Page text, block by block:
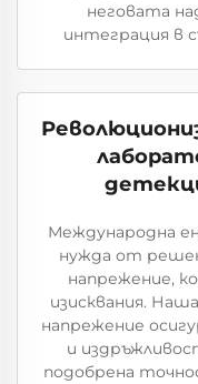
неговата
интеграция в
Международна
нужда от
напрежение,
изисквания.
напрежение
и
подобрена